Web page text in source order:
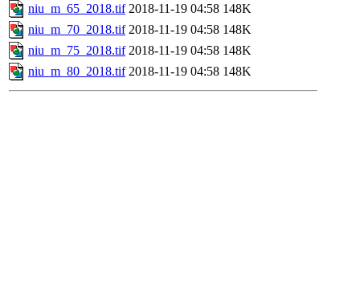
niu_m_65_2018.tif 2018-11-19 04:58 148K
niu_m_70_2018.tif 2018-11-19 04:58 148K
niu_m_75_2018.tif 2018-11-19 04:58 148K
niu_m_80_2018.tif 2018-11-19 04:58 148K